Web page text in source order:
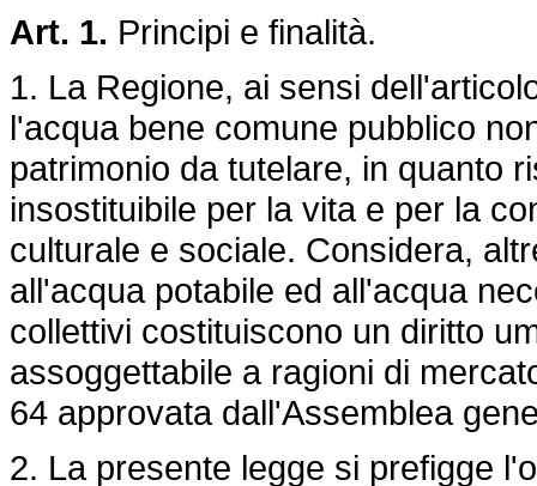
Art. 1. Principi e finalità.
1. La Regione, ai sensi
l'acqua bene comune pubblico
patrimonio da tutelare, in quanto
insostituibile per la vita e per la
culturale e sociale. Considera,
all'acqua potabile ed all'acqua
collettivi costituiscono un diritto
assoggettabile a ragioni di
64 approvata dall'Assemblea
2. La presente legge si prefigge